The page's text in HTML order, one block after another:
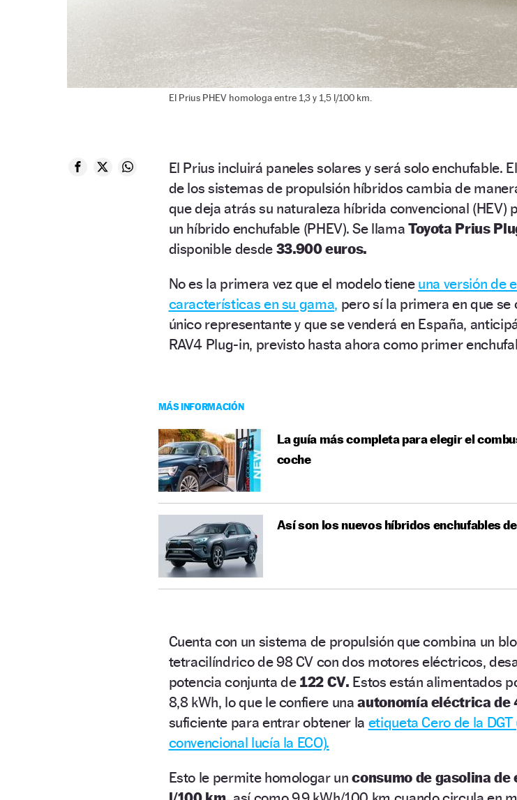
El Prius PHEV homologa entre 1,3 y 1,5 l/100 km.
El Prius incluirá paneles solares y será solo enchufable.
de los sistemas de propulsión híbridos cambia de
que deja atrás su naturaleza híbrida convencional (HEV)
un híbrido enchufable (PHEV). Se llama Toyota Prius
disponible desde 33.900 euros.
No es la primera vez que el modelo tiene una versión de
características en su gama, pero sí la primera en que se
único representante y que se venderá en España,
RAV4 Plug-in, previsto hasta ahora como primer
MÁS INFORMACIÓN
La guía más completa para elegir el
coche
Así son los nuevos híbridos enchufables
Cuenta con un sistema de propulsión que combina un
tetracilíndrico de 98 CV con dos motores eléctricos,
potencia conjunta de 122 CV. Estos están alimentados
8,8 kWh, lo que le confiere unaautonomía eléctrica de
suficiente para entrar obtener la etiqueta Cero de la
convencional lucía la ECO).
Esto le permite homologar unconsumo de gasolina de